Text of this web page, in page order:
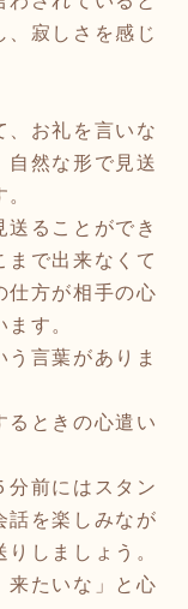
、寂しさを感じ
、お礼を言いな
自然な形で見送
ることができ
まで出来なくて
仕方が相手の心
す。
言葉がありま
るときの心遣い
前にはスタン
話を楽しみなが
しましょう。
たいな」と心